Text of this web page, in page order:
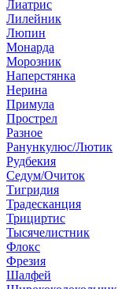
Лиатрис
Лилейник
Люпин
Монарда
Морозник
Наперстянка
Нерина
Примула
Прострел
Разное
Ранункулюс/Лютик
Рудбекия
Седум/Очиток
Тигридия
Традесканция
Трициртис
Тысячелистник
Флокс
Фрезия
Шалфей